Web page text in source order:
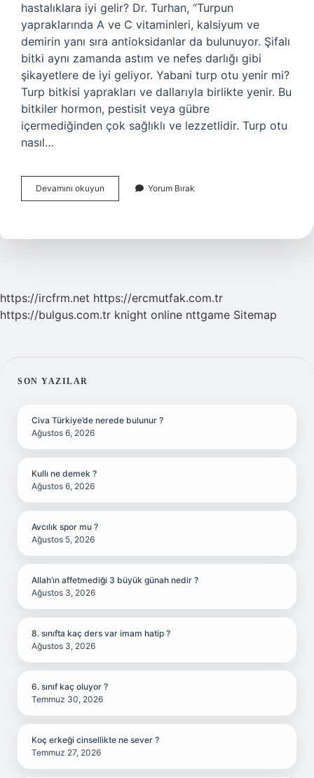
hastalıklara iyi gelir? Dr. Turhan, “Turpun
yapraklarında A ve C vitaminleri, kalsiyum ve
demirin yanı sıra antioksidanlar da bulunuyor. Şifalı
bitki aynı zamanda astım ve nefes darlığı gibi
şikayetlere de iyi geliyor. Yabani turp otu yenir mi?
Turp bitkisi yaprakları ve dallarıyla birlikte yenir. Bu
bitkiler hormon, pestisit veya gübre
içermediğinden çok sağlıklı ve lezzetlidir. Turp otu
nasıl…
Devamını okuyun
Turp
Nelerdir
Yorum Bırak
https://ircfrm.net https://ercmutfak.com.tr
https://bulgus.com.tr knight online nttgame Sitemap
SIDEBAR
SON YAZILAR
Civa Türkiye’de nerede bulunur ?
Ağustos 6, 2026
Kullı ne demek ?
Ağustos 6, 2026
Avcılık spor mu ?
Ağustos 5, 2026
Allah’ın affetmediği 3 büyük günah nedir ?
Ağustos 3, 2026
8. sınıfta kaç ders var imam hatip ?
Ağustos 3, 2026
6. sınıf kaç oluyor ?
Temmuz 30, 2026
Koç erkeği cinsellikte ne sever ?
Temmuz 27, 2026